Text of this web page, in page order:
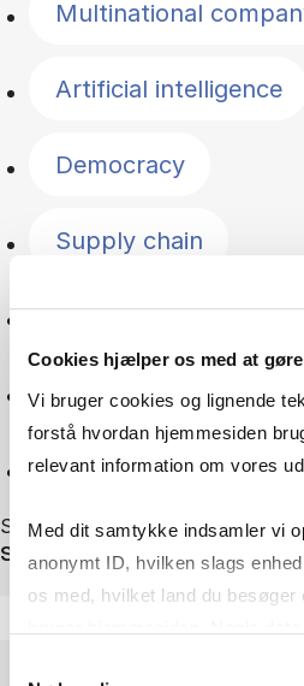
Cookies hjælper os med at
Vi bruger cookies og lignende
forstå hvordan hjemmesiden
relevant information om vores
Med dit samtykke indsamler vi
anonymt ID, hvilken slags
os med, hvilket land du besøger
Multinational
Artificial intelligence
Democracy
Supply chain
Geopolitics
Green transition
Reset
Showing 75 out of 75 news
Sortér efter